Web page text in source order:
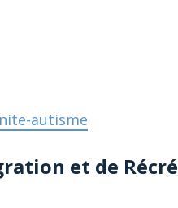
autisme
et de R